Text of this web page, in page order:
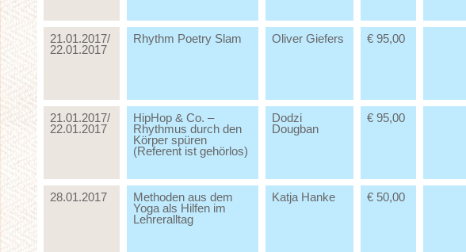
21.01.2017/
22.01.2017
Rhythm Poetry Slam Oliver Giefers € 95,00
21.01.2017/
22.01.2017
HipHop & Co. –
Rhythmus durch den
Körper spüren
(Referent ist gehörlos)
Dodzi
Dougban
€ 95,00
28.01.2017
Methoden aus dem
Yoga als Hilfen im
Lehreralltag
Katja Hanke € 50,00